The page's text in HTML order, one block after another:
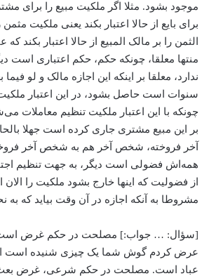
موجود بشود. مثلا اگر ملکیت مبیع را برای
برای بایع از حالا اعتبار بکند یعنی ملکیت
الثمن را بر مالک المبیع از حالا اعتبار بکند
‌منتها معلقا، چونکه حکم، ‌حکم اعتباری است
ندارد، معلقا بر اینکه این اجازه مالک و لو
سنوات است حاصل بشود، در این اعتبار
چونکه با این اعتبار ملکیت تنظیم معاملات
بر این مبیع ‌مشتری جاری کرده است جهلا
آخر فروخته، ‌شخص آخر هم به شخص آخر
همه‌اش فضولی است دیگر، به جهت تنظیم
از فضولیت که اینها خارج بشود ملکیت را الان
مشروطا به آنکه اجازه در آن وقت بیاید که
[سؤال: … جواب:] مصلحت در حکم ‌غرض
عرض کردم گوش شما یک چیزی شنیده است
عباد است. مصلحت در حکم شرعی، ‌غرض